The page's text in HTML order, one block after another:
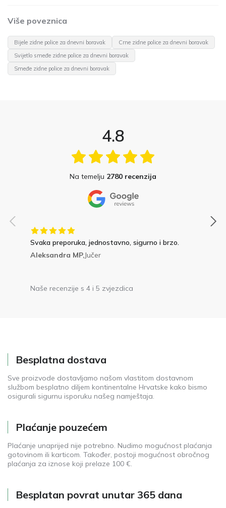
Više poveznica
Bijele zidne police za dnevni boravak
Crne zidne police za dnevni boravak
Svijetlo smeđe zidne police za dnevni boravak
Smeđe zidne police za dnevni boravak
4.8
Na temelju 2780 recenzija
Svaka preporuka, jednostavno, sigurno i brzo.
Aleksandra MP,Jučer
Naše recenzije s 4 i 5 zvjezdica
Besplatna dostava
Sve proizvode dostavljamo našom vlastitom dostavnom
službom besplatno diljem kontinentalne Hrvatske kako bismo
osigurali sigurnu isporuku našeg namještaja.
Plaćanje pouzećem
Plaćanje unaprijed nije potrebno. Nudimo mogućnost plaćanja
gotovinom ili karticom. Također, postoji mogućnost obročnog
plaćanja za iznose koji prelaze 100 €.
Besplatan povrat unutar 365 dana